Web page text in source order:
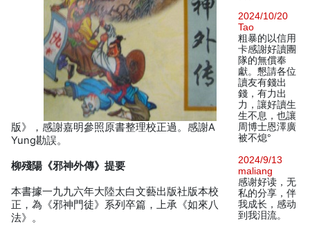
版》，感謝嘉明參照原書整理校正過。感謝A
Yung勘誤。
柳殘陽《邪神外傳》提要
本書據一九九六年大陸太白文藝出版社版本校
正，為《邪神門徒》系列卒篇，上承《如來八
法》。
2024/10/20
Tao
粗暴的以信用
卡感謝好讀團
隊的無償奉
獻。懇請各位
讀友有錢出
錢，有力出
力，讓好讀生
生不息，也讓
周博士恩澤廣
被不熄°
2024/9/13
maliang
感谢好读，无
私的分享，伴
我成长，感动
到我泪流。